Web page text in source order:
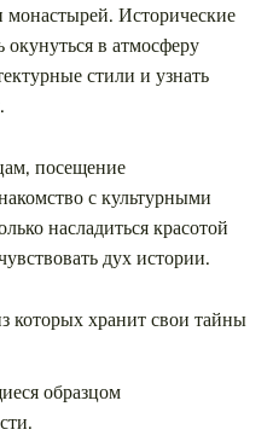
монастырей. Исторические
в атмосферу
стили и узнать
посещение
с культурными
насладиться красотой
дух истории.
которых хранит свои тайны
образцом